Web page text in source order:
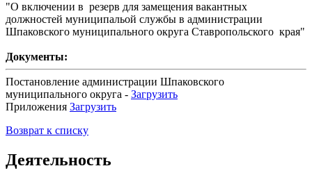
"О включении в резерв для замещения вакантных
должностей муниципальой службы в администрации
Шпаковского муниципального округа Ставропольского края"
Документы:
Постановление администрации Шпаковского
муниципального округа - Загрузить
Приложения Загрузить
Возврат к списку
Деятельность